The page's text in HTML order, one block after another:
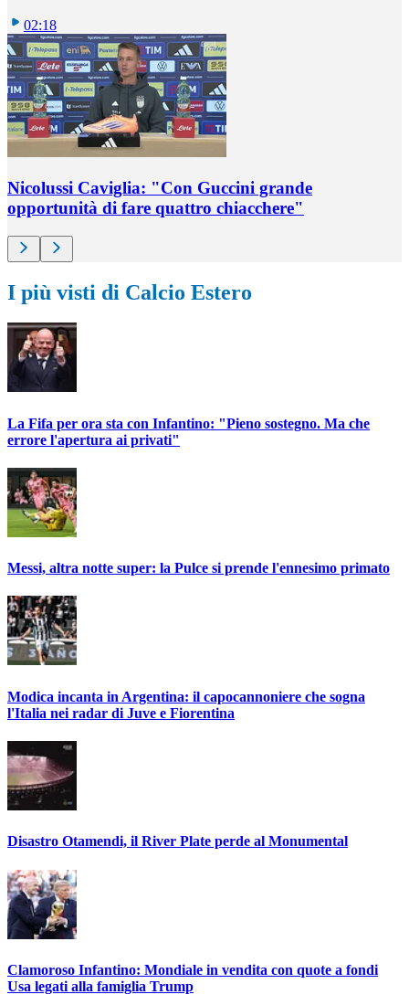
02:18
Nicolussi Caviglia: "Con Guccini grande
opportunità di fare quattro chiacchere"
I più visti di Calcio Estero
La Fifa per ora sta con Infantino: "Pieno sostegno. Ma che
errore l'apertura ai privati"
Messi, altra notte super: la Pulce si prende l'ennesimo primato
Modica incanta in Argentina: il capocannoniere che sogna
l'Italia nei radar di Juve e Fiorentina
Disastro Otamendi, il River Plate perde al Monumental
Clamoroso Infantino: Mondiale in vendita con quote a fondi
Usa legati alla famiglia Trump